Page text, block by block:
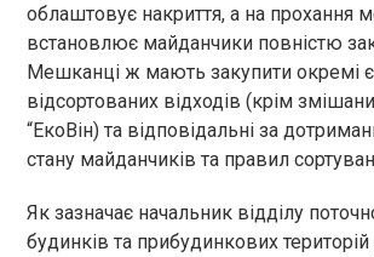
облаштовує накриття, а на прохання
встановлює майданчики повністю
Мешканці ж мають закупити окремі
відсортованих відходів (крім
“ЕкоВін) та відповідальні за
стану майданчиків та правил
Як зазначає начальник відділу
будинків та прибудинкових